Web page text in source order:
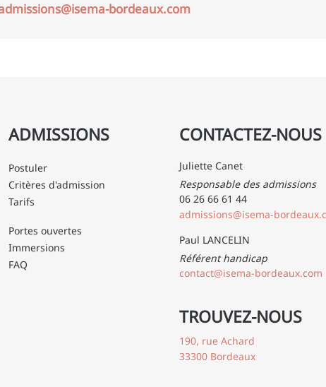
bordeaux.com
ADMISSIONS
Postuler
Critères d'admission
Tarifs
Portes ouvertes
Immersions
FAQ
CONTACTEZ-NOUS
Juliette Canet
Responsable des admissions
06 26 66 61 44
admissions@isema-
Paul LANCELIN
Référent handicap
contact@isema-bordeaux.com
TROUVEZ-NOUS
190, rue Achard
33300 Bordeaux